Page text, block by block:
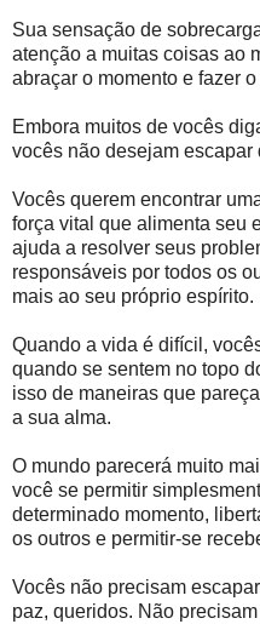
Sua sensação de
atenção a muitas coisas ao
abraçar o momento e fazer
Embora muitos de vocês
vocês não desejam escapar
Vocês querem encontrar
força vital que alimenta seu
ajuda a resolver seus
responsáveis ​​por todos os
mais ao seu próprio espírito.
Quando a vida é difícil,
quando se sentem no topo
isso de maneiras que
a sua alma.
O mundo parecerá muito
você se permitir
determinado momento,
os outros e permitir-se
Vocês não precisam
paz, queridos. Não